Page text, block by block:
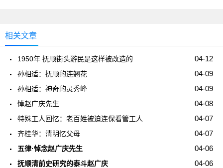
相关文章
04-12
1950年 抚顺街头游民是这样被改造的
04-09
孙相适：抚顺的连翘花
04-09
孙相适：神奇的灵秀峰
04-08
悼赵广庆先生
04-07
特殊工人回忆：老百姓被迫连保看管工人
04-07
齐桂华：清明忆父母
04-06
五律·悼念赵广庆先生
04-06
抚顺清前史研究的泰斗赵广庆